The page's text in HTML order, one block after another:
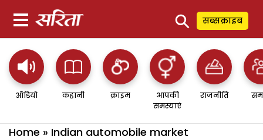
⚲ सब्सक्राइब
ऑडियो कहानी क्राइम
आपकी
समस्याएं
राजनीति
Home » Indian automobile market